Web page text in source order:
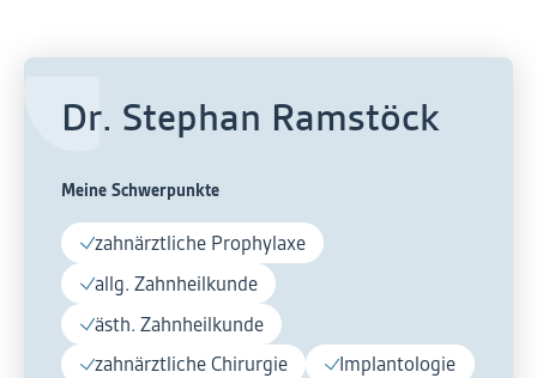
Dr. Stephan Ramstöck
Meine Schwerpunkte
zahnärztliche Prophylaxe
allg. Zahnheilkunde
ästh. Zahnheilkunde
zahnärztliche Chirurgie
Implantologie